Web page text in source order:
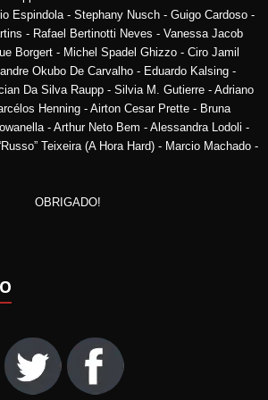
Espindola - Stephany Nusch - Guigo Cardoso -
- Rafael Bertinotti Neves - Vanessa Jacob
Borgert - Michel Spadel Ghizzo - Ciro Jamil
Okubo De Carvalho - Eduardo Kalsing -
Da Silva Raupp - Silvia M. Gutierre - Adriano
Henning - Airton Cesar Prette - Bruna
- Arthur Neto Bem - Alessandra Lodoli -
Teixeira (A Hora Hard) - Marcio Machado -
OBRIGADO!